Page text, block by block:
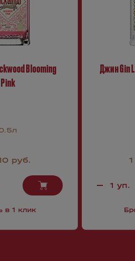
Blooming
Pink
руб.
в 1 клик
Джин Gin